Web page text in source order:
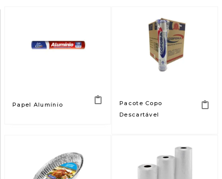
Papel Alumínio
Pacote Copo
Descartável